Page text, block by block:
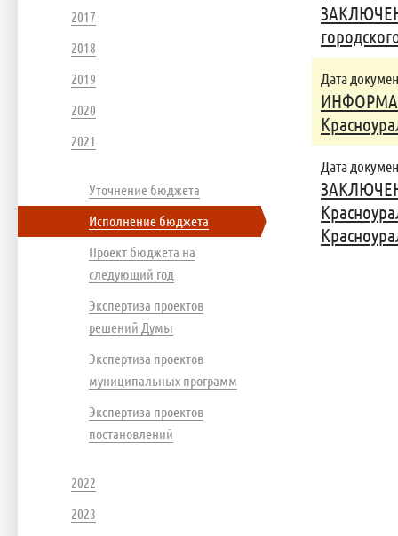
Дата
Дата
2017
2018
2019
2020
2021
Уточнение бюджета
Исполнение бюджета
Проект бюджета на
следующий год
Экспертиза проектов
решений Думы
Экспертиза проектов
муниципальных программ
Экспертиза проектов
постановлений
2022
2023